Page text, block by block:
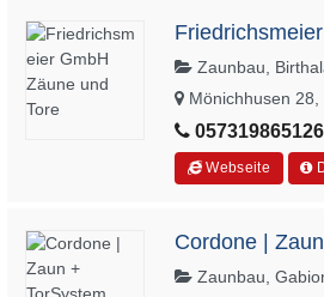
Zaunbau,
Mönichhusen
Webseite
Cordone |
Zaunbau,